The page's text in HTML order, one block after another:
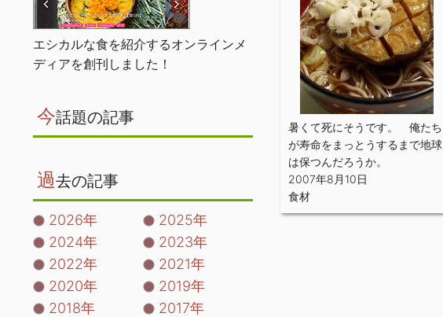
暑くて死にそうです。 俺たち
が寿命をまっとうするまで地球
は保つんだろうか。
2007年8月10日
食材
エシカルな食を紹介するオンラインメ
ディアを創刊しました！
今話題の記事
過去の記事
2026年
2025年
2024年
2023年
2022年
2021年
2020年
2019年
2018年
2017年